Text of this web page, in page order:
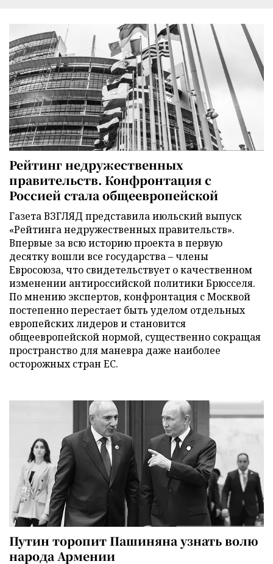
Рейтинг недружественных
правительств. Конфронтация с
Россией стала общеевропейской
Газета ВЗГЛЯД представила июльский выпуск
«Рейтинга недружественных правительств».
Впервые за всю историю проекта в первую
десятку вошли все государства – члены
Евросоюза, что свидетельствует о качественном
изменении антироссийской политики Брюсселя.
По мнению экспертов, конфронтация с Москвой
постепенно перестает быть уделом отдельных
европейских лидеров и становится
общеевропейской нормой, существенно сокращая
пространство для маневра даже наиболее
осторожных стран ЕС.
Путин торопит Пашиняна узнать волю
народа Армении